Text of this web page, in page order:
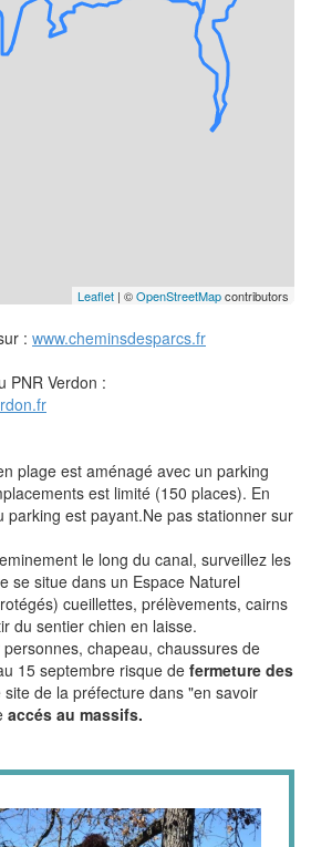
Leaflet | ©OpenStreetMapcontributors
: www.cheminsdesparcs.fr
PNR Verdon :
plage est aménagé avec un parking
est limité (150 places). En
parking est payant.Ne pas stationner sur
le long du canal, surveillez les
se situe dans un Espace Naturel
cueillettes, prélèvements, cairns
du sentier chien en laisse.
chapeau, chaussures de
15 septembre risque de fermeture des
site de la préfecture dans "en savoir
accés au massifs.